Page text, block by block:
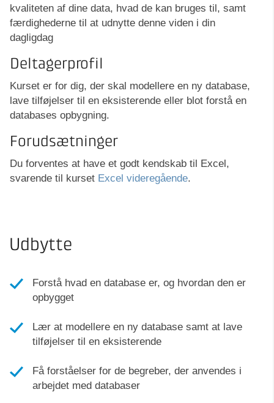
kvaliteten af dine data, hvad de kan bruges til, samt
færdighederne til at udnytte denne viden i din
dagligdag
Deltagerprofil
Kurset er for dig, der skal modellere en ny database,
lave tilføjelser til en eksisterende eller blot forstå en
databases opbygning.
Forudsætninger
Du forventes at have et godt kendskab til Excel,
svarende til kurset Excel videregående.
Udbytte
Forstå hvad en database er, og hvordan den er
opbygget
Lær at modellere en ny database samt at lave
tilføjelser til en eksisterende
Få forståelser for de begreber, der anvendes i
arbejdet med databaser